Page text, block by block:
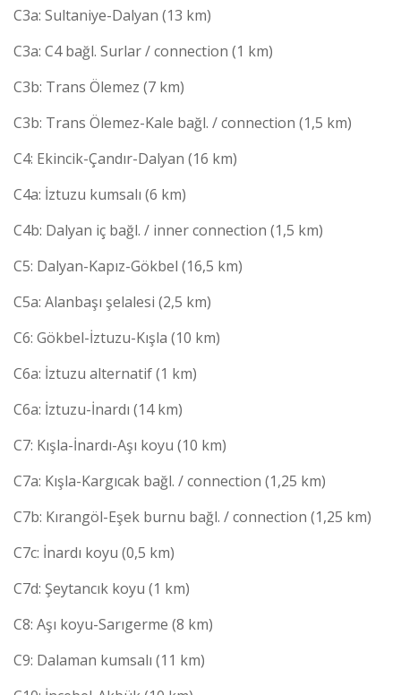
C3a: Sultaniye-Dalyan (13 km)
C3a: C4 bağl. Surlar / connection (1 km)
C3b: Trans Ölemez (7 km)
C3b: Trans Ölemez-Kale bağl. / connection (1,5 km)
C4: Ekincik-Çandır-Dalyan (16 km)
C4a: İztuzu kumsalı (6 km)
C4b: Dalyan iç bağl. / inner connection (1,5 km)
C5: Dalyan-Kapız-Gökbel (16,5 km)
C5a: Alanbaşı şelalesi (2,5 km)
C6: Gökbel-İztuzu-Kışla (10 km)
C6a: İztuzu alternatif (1 km)
C6a: İztuzu-İnardı (14 km)
C7: Kışla-İnardı-Aşı koyu (10 km)
C7a: Kışla-Kargıcak bağl. / connection (1,25 km)
C7b: Kırangöl-Eşek burnu bağl. / connection (1,25 km)
C7c: İnardı koyu (0,5 km)
C7d: Şeytancık koyu (1 km)
C8: Aşı koyu-Sarıgerme (8 km)
C9: Dalaman kumsalı (11 km)